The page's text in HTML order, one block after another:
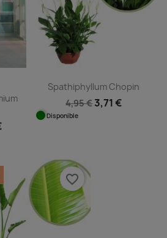
Spathiphyllum Chopin
4,95 €3,71 €
Disponible
favorite_border